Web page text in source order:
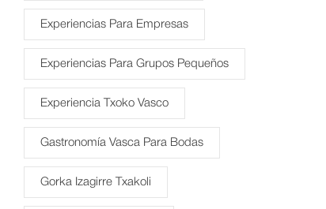
Experiencias Para Empresas
Experiencias Para Grupos Pequeños
Experiencia Txoko Vasco
Gastronomía Vasca Para Bodas
Gorka Izagirre Txakoli